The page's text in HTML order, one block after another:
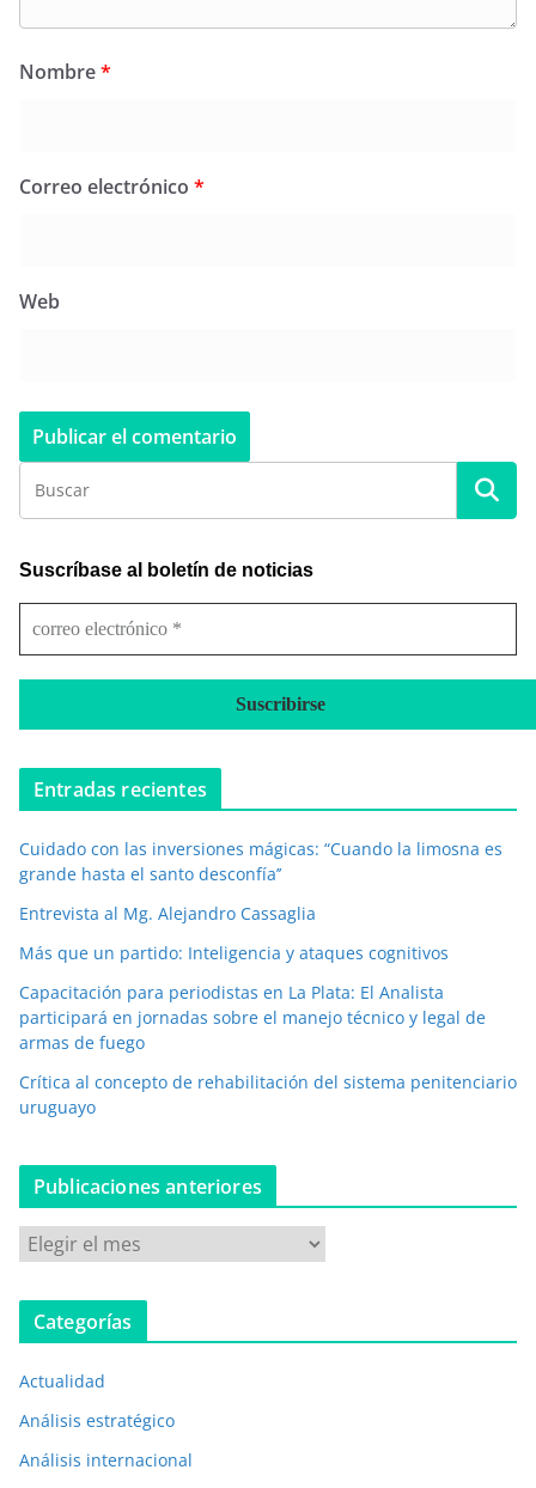
Nombre*
Correo electrónico *
Web
Suscríbase al boletín de noticias
c
t
n
c
Entradas recientes
Cuidado con las inversiones mágicas: “Cuando la limosna es
grande hasta el santo desconfía’’
Entrevista al Mg. Alejandro Cassaglia
Más que un partido: Inteligencia y ataques cognitivos
Capacitación para periodistas en La Plata: El Analista
participará en jornadas sobre el manejo técnico y legal de
armas de fuego
Crítica al concepto de rehabilitación del sistema penitenciario
uruguayo
Publicaciones anteriores
u
b
c
a
c
Categorías
Actualidad
Análisis estratégico
Análisis internacional